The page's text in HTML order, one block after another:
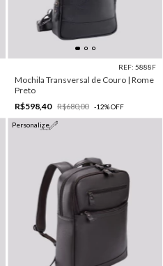
REF: 5888F
Mochila Transversal de Couro | Rome
Preto
R$598,40
R$680,00 -12%OFF
Personalize